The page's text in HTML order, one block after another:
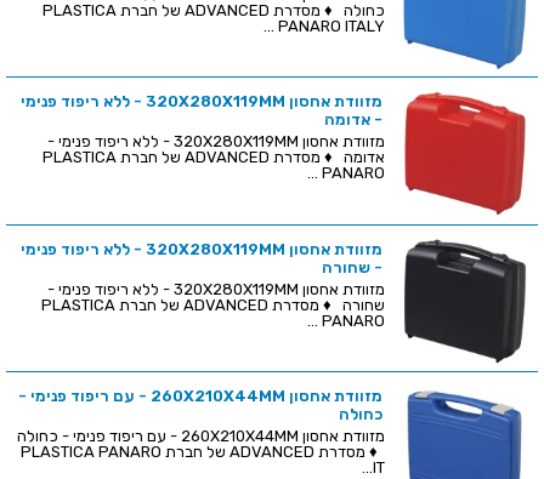
כחולה ♦ מסדרת ADVANCED של חברת PLASTICA
PANARO ITALY ...
מזוודת אחסון 320X280X119MM - ללא ריפוד פנימי
- אדומה
מזוודת אחסון 320X280X119MM - ללא ריפוד פנימי -
אדומה ♦ מסדרת ADVANCED של חברת PLASTICA
PANARO ...
מזוודת אחסון 320X280X119MM - ללא ריפוד פנימי
- שחורה
מזוודת אחסון 320X280X119MM - ללא ריפוד פנימי -
שחורה ♦ מסדרת ADVANCED של חברת PLASTICA
PANARO ...
מזוודת אחסון 260X210X44MM - עם ריפוד פנימי -
כחולה
מזוודת אחסון 260X210X44MM - עם ריפוד פנימי - כחולה
♦ מסדרת ADVANCED של חברת PLASTICA PANARO
IT...